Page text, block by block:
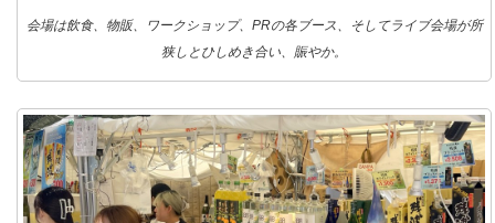
会場は飲食、物販、ワークショップ、PRの各ブース、そしてライブ会場が所
狭しとひしめき合い、賑やか。